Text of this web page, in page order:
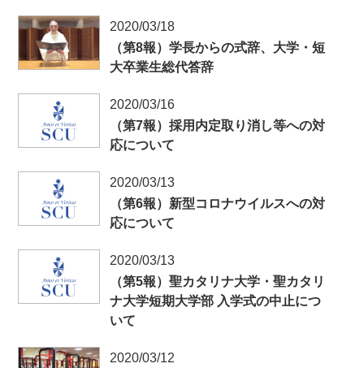
2020/03/18
（第8報）学長からの式辞、大学・短
大卒業生総代答辞
2020/03/16
（第7報）採用内定取り消し等への対
応について
2020/03/13
（第6報）新型コロナウイルスへの対
応について
2020/03/13
（第5報）聖カタリナ大学・聖カタリ
ナ大学短期大学部 入学式の中止につ
いて
2020/03/12